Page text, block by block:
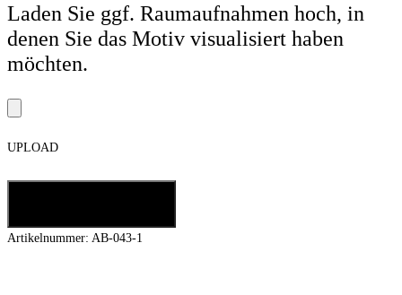
Laden Sie ggf. Raumaufnahmen hoch, in
denen Sie das Motiv visualisiert haben
möchten.
UPLOAD
Artikelnummer: AB-043-1